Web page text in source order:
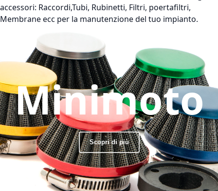
accessori: Raccordi,Tubi, Rubinetti, Filtri, poertafiltri,
Membrane ecc per la manutenzione del tuo impianto.
Minimoto
Scopri di più